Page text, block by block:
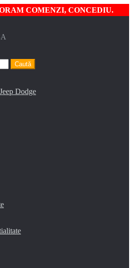
COMENZI, CONCEDIU.
Caută
Dodge